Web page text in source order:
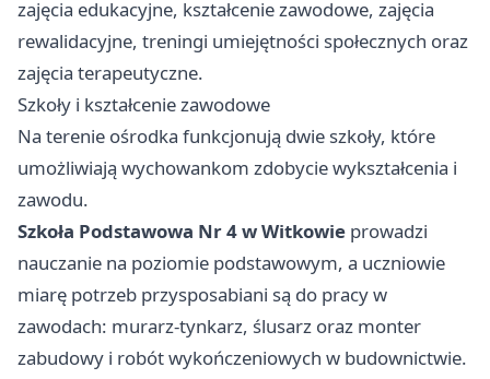
zajęcia edukacyjne, kształcenie zawodowe, zajęcia
rewalidacyjne, treningi umiejętności społecznych oraz
zajęcia terapeutyczne.
Szkoły i kształcenie zawodowe
Na terenie ośrodka funkcjonują dwie szkoły, które
umożliwiają wychowankom zdobycie wykształcenia i
zawodu.
Szkoła Podstawowa Nr 4 w Witkowie prowadzi
nauczanie na poziomie podstawowym, a uczniowie
miarę potrzeb przysposabiani są do pracy w
zawodach: murarz-tynkarz, ślusarz oraz monter
zabudowy i robót wykończeniowych w budownictwie.